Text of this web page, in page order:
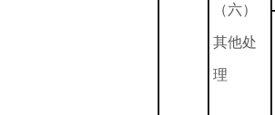
（六）
其他处
理